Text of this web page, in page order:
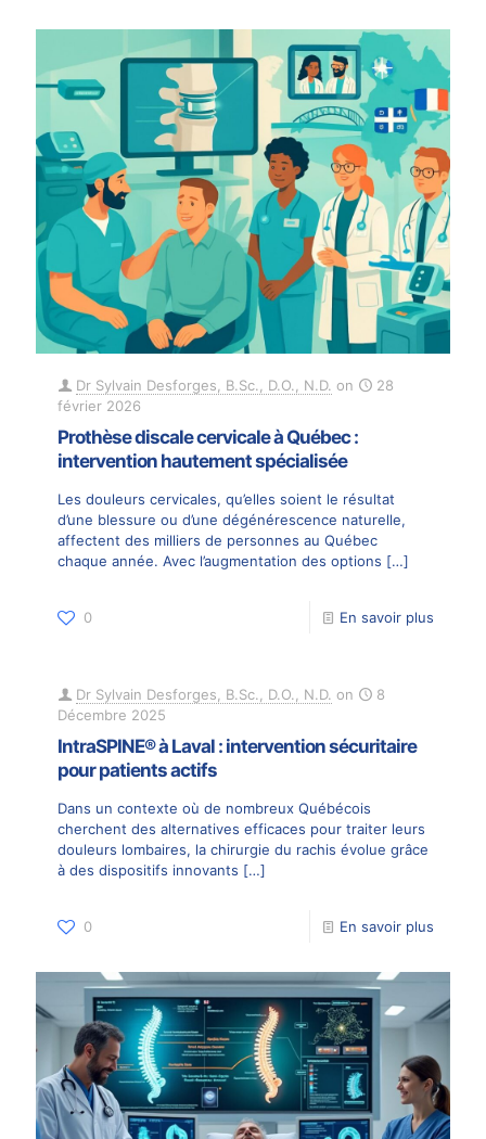
Dr Sylvain Desforges, B.Sc., D.O., N.D. on
28
février 2026
Prothèse discale cervicale à Québec :
intervention hautement spécialisée
Les douleurs cervicales, qu’elles soient le résultat
d’une blessure ou d’une dégénérescence naturelle,
affectent des milliers de personnes au Québec
chaque année. Avec l’augmentation des options […]
0 En savoir plus
Dr Sylvain Desforges, B.Sc., D.O., N.D. on
8
Décembre 2025
IntraSPINE® à Laval : intervention sécuritaire
pour patients actifs
Dans un contexte où de nombreux Québécois
cherchent des alternatives efficaces pour traiter leurs
douleurs lombaires, la chirurgie du rachis évolue grâce
à des dispositifs innovants […]
0 En savoir plus